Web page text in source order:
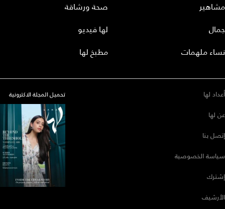
مشاهير
جمال
نساء ملهمات
صحة ورشاقة
لها فيديو
مطبخ لها
أعداد لها
عن لها
إتصل بنا
سياسة الخصوصية
إشترك
الأرشيف
تحميل المجلة الاكترونية